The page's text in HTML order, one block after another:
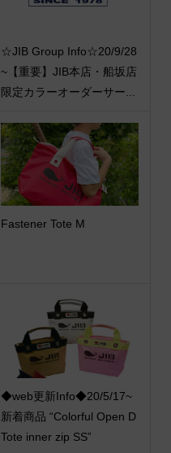
☆JIB Group Info☆20/9/28
~【重要】JIB本店・船坂店
限定カラーオーダーサー...
Fastener Tote M
◆web更新Info◆20/5/17~
新着商品 “Colorful Open D
Tote inner zip SS”